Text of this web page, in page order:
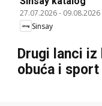
27.07.2026- 09.08.2026
Sinsay
Drugi lanci
obuća i sport